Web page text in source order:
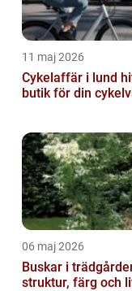
11 maj 2026
Cykelaffär i lund hitta rätt
butik för din
06 maj 2026
Buskar i
struktur, färg och